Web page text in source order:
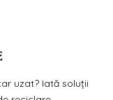
uzat? Iată soluții